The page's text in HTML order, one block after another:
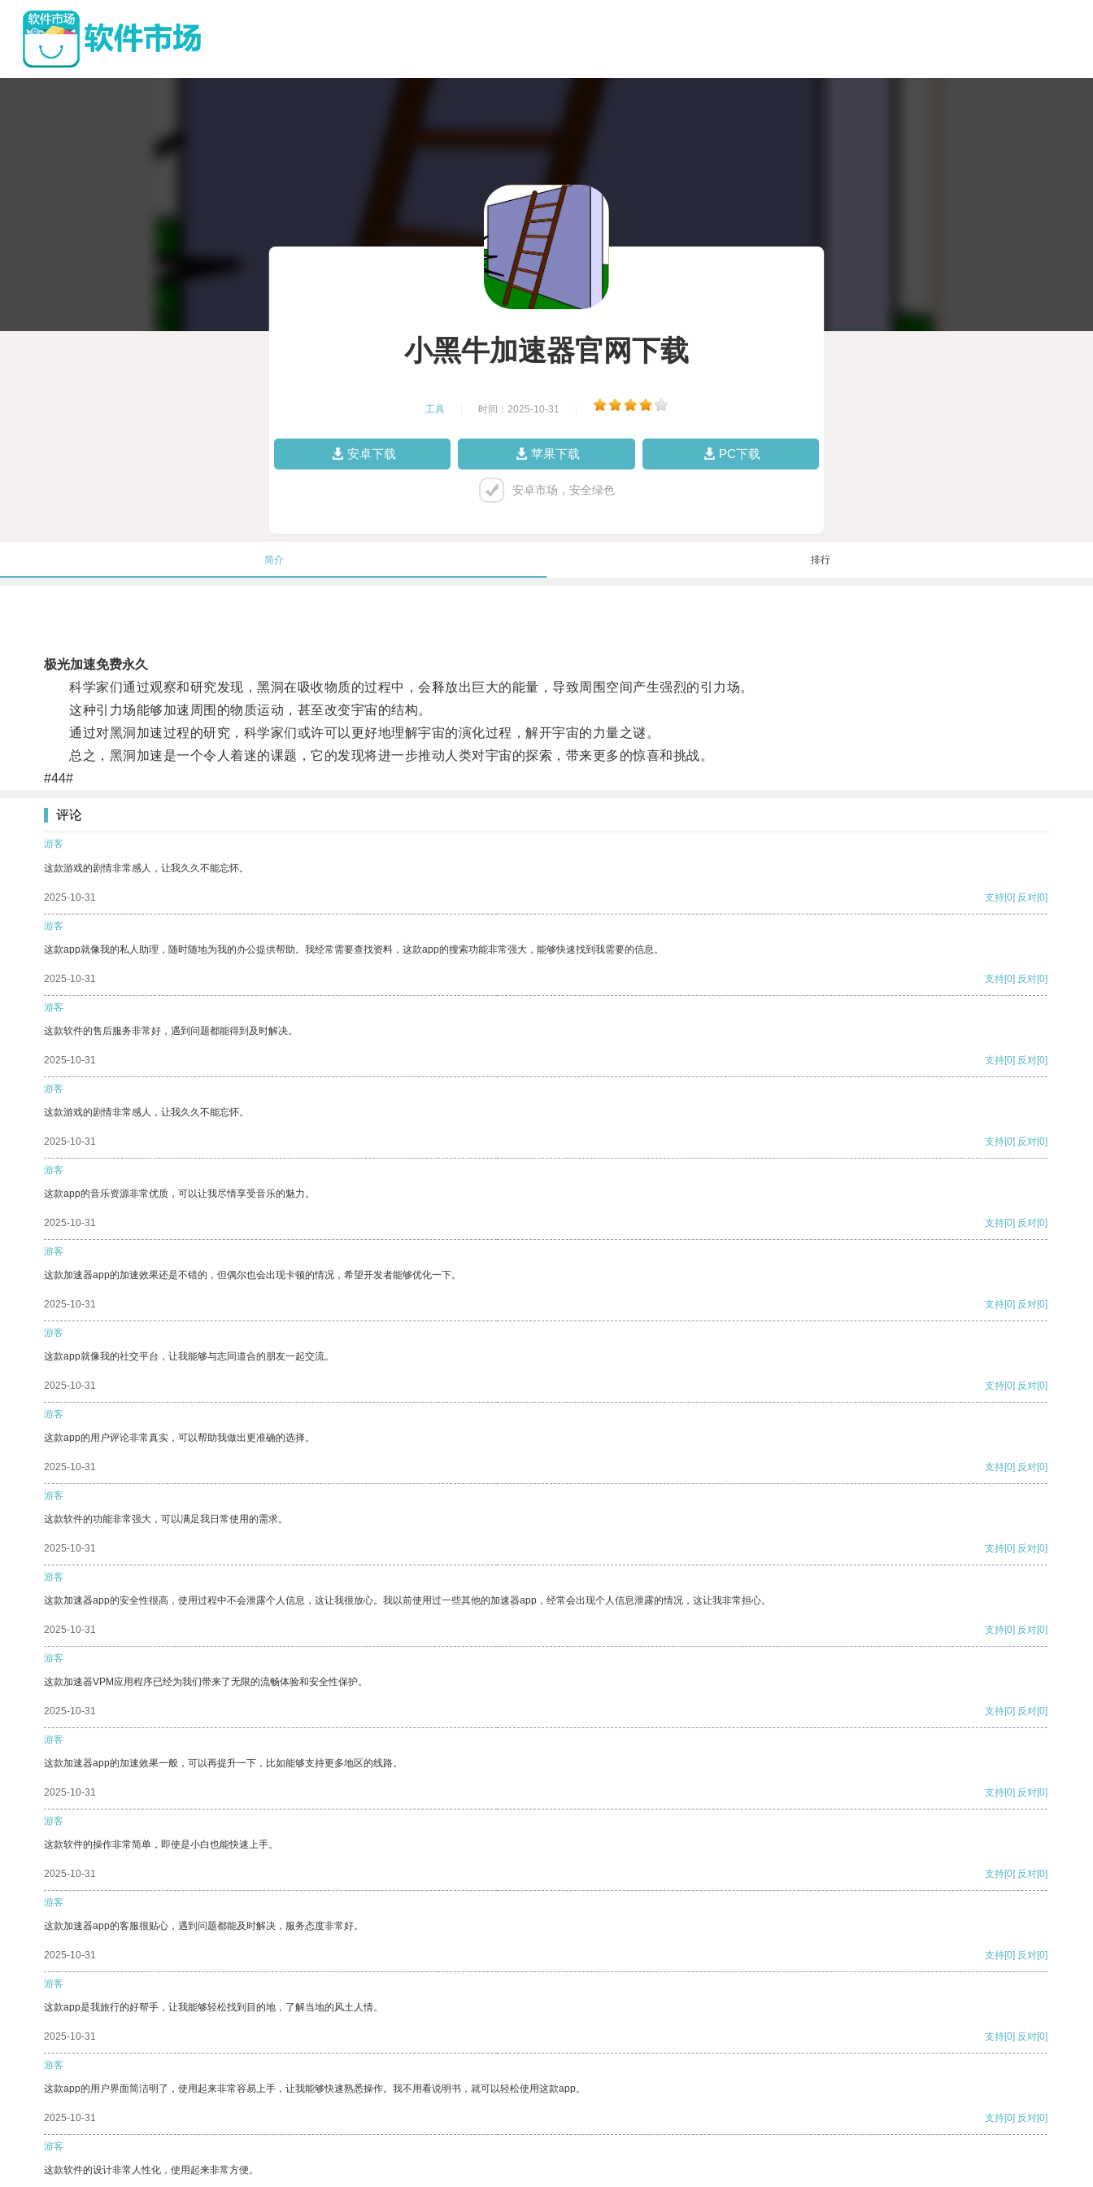
小黑牛加速器官网下载
工具 时间：2025-10-31
安卓下载 苹果下载 PC下载
安卓市场，安全绿色
简介 排行
极光加速免费永久
科学家们通过观察和研究发现，黑洞在吸收物质的过程中，会释放出巨大的能量，导致周围空间产生强烈的引力场。
这种引力场能够加速周围的物质运动，甚至改变宇宙的结构。
通过对黑洞加速过程的研究，科学家们或许可以更好地理解宇宙的演化过程，解开宇宙的力量之谜。
总之，黑洞加速是一个令人着迷的课题，它的发现将进一步推动人类对宇宙的探索，带来更多的惊喜和挑战。
#44#
评论
游客
这款游戏的剧情非常感人，让我久久不能忘怀。
2025-10-31 支持[0] 反对[0]
游客
这款app就像我的私人助理，随时随地为我的办公提供帮助。我经常需要查找资料，这款app的搜索功能非常强大，能够快速找到我需要的信息。
2025-10-31 支持[0] 反对[0]
游客
这款软件的售后服务非常好，遇到问题都能得到及时解决。
2025-10-31 支持[0] 反对[0]
游客
这款游戏的剧情非常感人，让我久久不能忘怀。
2025-10-31 支持[0] 反对[0]
游客
这款app的音乐资源非常优质，可以让我尽情享受音乐的魅力。
2025-10-31 支持[0] 反对[0]
游客
这款加速器app的加速效果还是不错的，但偶尔也会出现卡顿的情况，希望开发者能够优化一下。
2025-10-31 支持[0] 反对[0]
游客
这款app就像我的社交平台，让我能够与志同道合的朋友一起交流。
2025-10-31 支持[0] 反对[0]
游客
这款app的用户评论非常真实，可以帮助我做出更准确的选择。
2025-10-31 支持[0] 反对[0]
游客
这款软件的功能非常强大，可以满足我日常使用的需求。
2025-10-31 支持[0] 反对[0]
游客
这款加速器app的安全性很高，使用过程中不会泄露个人信息，这让我很放心。我以前使用过一些其他的加速器app，经常会出现个人信息泄露的情况，这让我非常担心。
2025-10-31 支持[0] 反对[0]
游客
这款加速器VPM应用程序已经为我们带来了无限的流畅体验和安全性保护。
2025-10-31 支持[0] 反对[0]
游客
这款加速器app的加速效果一般，可以再提升一下，比如能够支持更多地区的线路。
2025-10-31 支持[0] 反对[0]
游客
这款软件的操作非常简单，即使是小白也能快速上手。
2025-10-31 支持[0] 反对[0]
游客
这款加速器app的客服很贴心，遇到问题都能及时解决，服务态度非常好。
2025-10-31 支持[0] 反对[0]
游客
这款app是我旅行的好帮手，让我能够轻松找到目的地，了解当地的风土人情。
2025-10-31 支持[0] 反对[0]
游客
这款app的用户界面简洁明了，使用起来非常容易上手，让我能够快速熟悉操作。我不用看说明书，就可以轻松使用这款app。
2025-10-31 支持[0] 反对[0]
游客
这款软件的设计非常人性化，使用起来非常方便。